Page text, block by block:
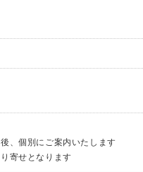
、個別にご案内いたします
寄せとなります